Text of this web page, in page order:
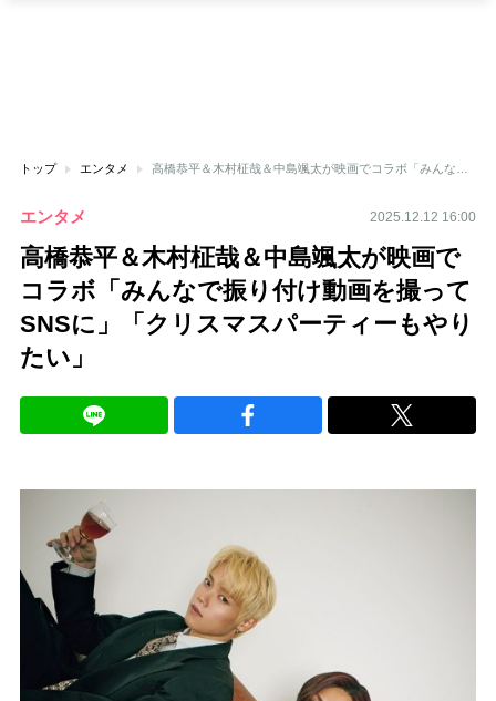
トップ エンタメ
エンタメ 2025.12.12 16:00
高橋恭平＆木村柾哉＆中島颯太が映画で
コラボ「みんなで振り付け動画を撮って
SNSに」「クリスマスパーティーもやり
たい」